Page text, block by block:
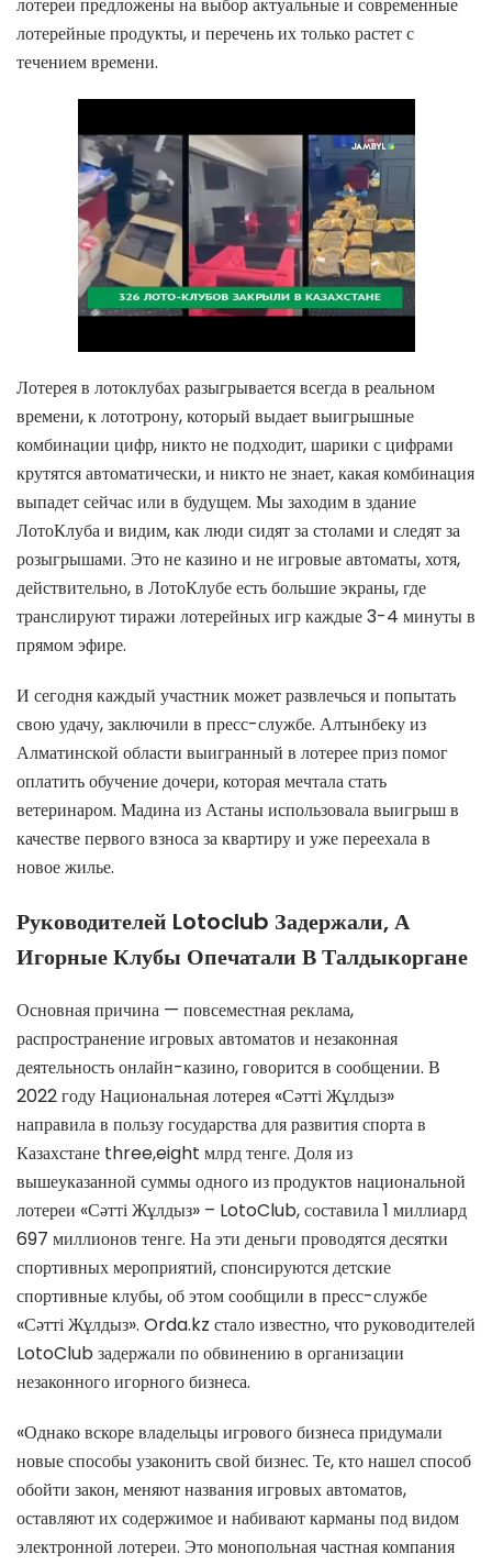
лотерейные продукты, и перечень их только растет с
течением времени.
Лотерея в лотоклубах разыгрывается всегда в реальном
времени, к лототрону, который выдает выигрышные
комбинации цифр, никто не подходит, шарики с цифрами
крутятся автоматически, и никто не знает, какая комбинация
выпадет сейчас или в будущем. Мы заходим в здание
ЛотоКлуба и видим, как люди сидят за столами и следят за
розыгрышами. Это не казино и не игровые автоматы, хотя,
действительно, в ЛотоКлубе есть большие экраны, где
транслируют тиражи лотерейных игр каждые 3-4 минуты в
прямом эфире.
И сегодня каждый участник может развлечься и попытать
свою удачу, заключили в пресс-службе. Алтынбеку из
Алматинской области выигранный в лотерее приз помог
оплатить обучение дочери, которая мечтала стать
ветеринаром. Мадина из Астаны использовала выигрыш в
качестве первого взноса за квартиру и уже переехала в
новое жилье.
Руководителей Lotoclub Задержали, А
Игорные Клубы Опечатали В Талдыкоргане
Основная причина — повсеместная реклама,
распространение игровых автоматов и незаконная
деятельность онлайн-казино, говорится в сообщении. В
2022 году Национальная лотерея «Сәтті Жұлдыз»
направила в пользу государства для развития спорта в
Казахстане three,eight млрд тенге. Доля из
вышеуказанной суммы одного из продуктов национальной
лотереи «Сәтті Жұлдыз» – LotoClub, составила 1 миллиард
697 миллионов тенге. На эти деньги проводятся десятки
спортивных мероприятий, спонсируются детские
спортивные клубы, об этом сообщили в пресс-службе
«Сәтті Жұлдыз». Orda.kz стало известно, что руководителей
LotoClub задержали по обвинению в организации
незаконного игорного бизнеса.
«Однако вскоре владельцы игрового бизнеса придумали
новые способы узаконить свой бизнес. Те, кто нашел способ
обойти закон, меняют названия игровых автоматов,
оставляют их содержимое и набивают карманы под видом
электронной лотереи. Это монопольная частная компания